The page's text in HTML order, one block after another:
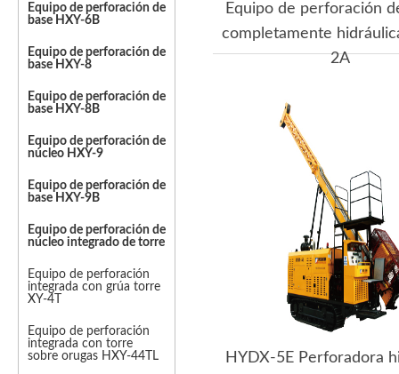
Equipo de perforación de
base HXY-6B
Equipo de perforación de
base HXY-8
Equipo de perforación de
base HXY-8B
Equipo de perforación de
núcleo HXY-9
Equipo de perforación de
base HXY-9B
Equipo de perforación de
núcleo integrado de torre
Equipo de perforación
integrada con grúa torre
XY-4T
Equipo de perforación
integrada con torre
sobre orugas HXY-44TL
Equipo de perforación
completamente
2A
HYDX-5E Perforadora